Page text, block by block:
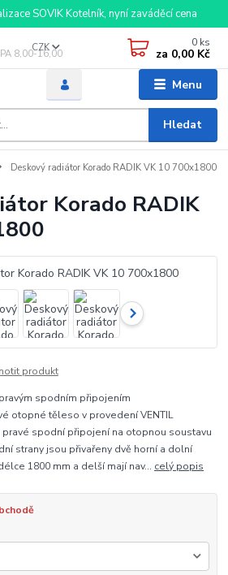
SOVIK Kotelník, nyní zaváděcí cena
Menu
CZK
Hledat
PA 8,00-16,00
0 ks
za 0,00 Kč
Deskový radiátor Korado RADIK VK 10 700x1800
Korado RADIK
produkt
spodním připojením
otopné těleso v provedení VENTIL
pravé spodní připojení na otopnou soustavu
strany jsou přivařeny dvě horní a dolní
1800 mm a delší mají nav... celý popis